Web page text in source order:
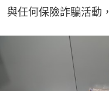
與任何保險詐騙活動